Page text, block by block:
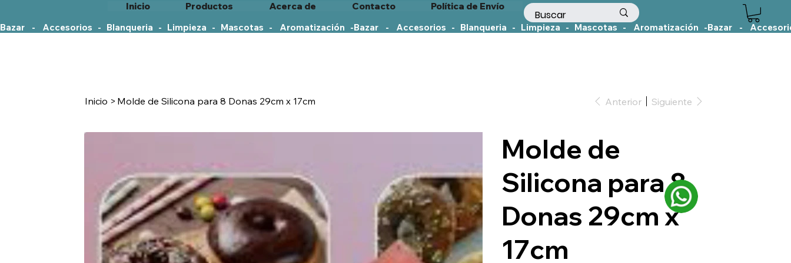
Inicio Productos Acerca de Contacto
Política de Envío
Bazar    -    Accesorios   -   Blanqueria   -   Limpieza   -   Mascotas   -    Aromatización   -
Inicio > Molde de Silicona para 8 Donas 29cm x 17cm Anterior Siguiente
Molde de
Silicona para 8
Donas 29cm x
17cm